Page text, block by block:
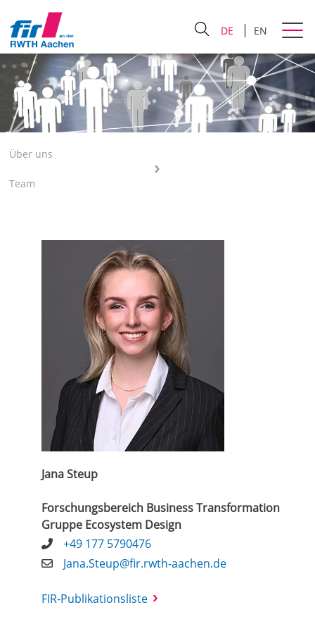
DE EN
Über uns
Team
Jana Steup
Forschungsbereich Business Transformation
Gruppe Ecosystem Design
+49 177 5790476
Jana.Steup@fir.rwth-aachen.de
FIR-Publikationsliste